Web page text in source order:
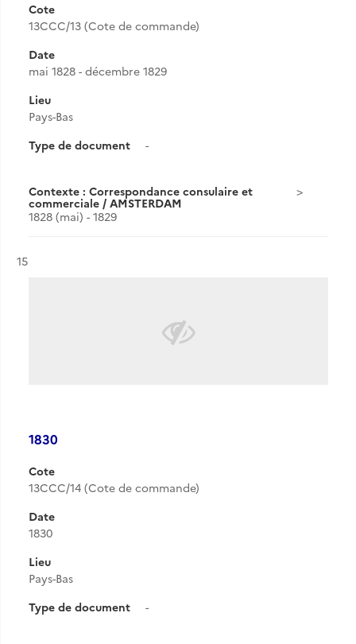
Cote
13CCC/13 (Cote de commande)
Date
mai 1828 - décembre 1829
Lieu
Pays-Bas
Type de document
-
Contexte : Correspondance consulaire et
commerciale / AMSTERDAM
1828 (mai) - 1829
Résultat n°
15
1830
Cote
13CCC/14 (Cote de commande)
Date
1830
Lieu
Pays-Bas
Type de document
-